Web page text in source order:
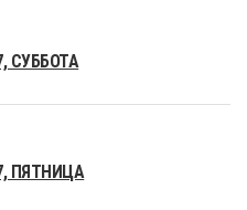
СУББОТА
ПЯТНИЦА